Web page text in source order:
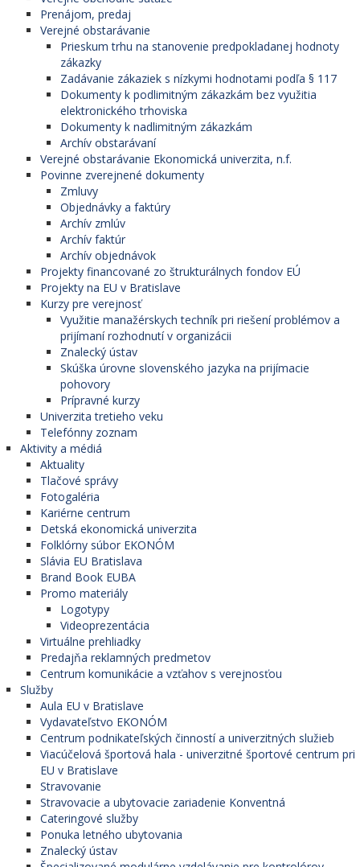
Prenájom, predaj
Verejné obstarávanie
Prieskum trhu na stanovenie predpokladanej hodnoty
zákazky
Zadávanie zákaziek s nízkymi hodnotami podľa § 117
Dokumenty k podlimitným zákazkám bez využitia
elektronického trhoviska
Dokumenty k nadlimitným zákazkám
Archív obstarávaní
Verejné obstarávanie Ekonomická univerzita, n.f.
Povinne zverejnené dokumenty
Zmluvy
Objednávky a faktúry
Archív zmlúv
Archív faktúr
Archív objednávok
Projekty financované zo štrukturálnych fondov EÚ
Projekty na EU v Bratislave
Kurzy pre verejnosť
Využitie manažérskych techník pri riešení problémov a
prijímaní rozhodnutí v organizácii
Znalecký ústav
Skúška úrovne slovenského jazyka na prijímacie
pohovory
Prípravné kurzy
Univerzita tretieho veku
Telefónny zoznam
Aktivity a médiá
Aktuality
Tlačové správy
Fotogaléria
Kariérne centrum
Detská ekonomická univerzita
Folklórny súbor EKONÓM
Slávia EU Bratislava
Brand Book EUBA
Promo materiály
Logotypy
Videoprezentácia
Virtuálne prehliadky
Predajňa reklamných predmetov
Centrum komunikácie a vzťahov s verejnosťou
Služby
Aula EU v Bratislave
Vydavateľstvo EKONÓM
Centrum podnikateľských činností a univerzitných služieb
Viacúčelová športová hala - univerzitné športové centrum pri
EU v Bratislave
Stravovanie
Stravovacie a ubytovacie zariadenie Konventná
Cateringové služby
Ponuka letného ubytovania
Znalecký ústav